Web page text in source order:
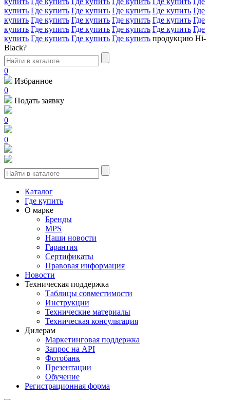
купить Где купить Где купить Где купить Где купить Где
купить Где купить Где купить Где купить Где купить Где
купить Где купить Где купить Где купить Где купить Где
купить Где купить Где купить Где купить продукцию Hi-
Black?
0
Избранное
0
Подать заявку
0
0
Каталог
Где купить
О марке
Бренды
MPS
Наши новости
Гарантия
Сертификаты
Правовая информация
Новости
Техническая поддержка
Таблицы совместимости
Инструкции
Технические материалы
Техническая консультация
Дилерам
Маркетинговая поддержка
Запрос на API
Фотобанк
Презентации
Обучение
Регистрационная форма